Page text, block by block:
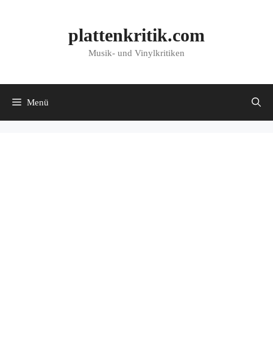
plattenkritik.com
Musik- und Vinylkritiken
Menü